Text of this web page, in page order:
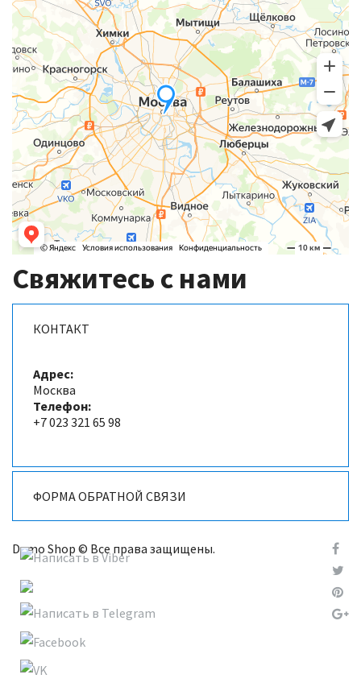
Свяжитесь с нами
КОНТАКТ
Адрес:
Москва
Телефон:
+7 023 321 65 98
ФОРМА ОБРАТНОЙ СВЯЗИ
Отправка сообщения
*Обязательное поле
Имя*
Demo Shop © Все права защищены.